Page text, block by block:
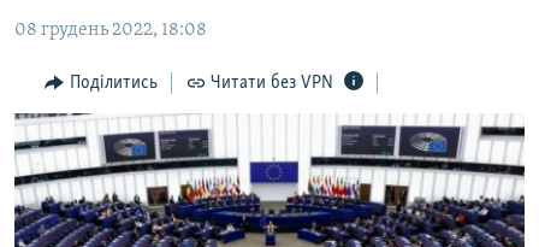
основної
навігації
Перейти
до
пошуку
БЛОГИ
ПОГЛЯД
ІНТЕРВ'Ю
ВСЕ ЗА ДЕНЬ
СПЕЦПРОЕКТИ
08 грудень 2022, 18:08
Поділитись Читати без VPN